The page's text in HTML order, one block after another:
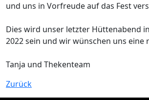
und uns in Vorfreude auf das Fest
Dies wird unser letzter Hüttenabend
2022 sein und wir wünschen uns eine
Tanja und Thekenteam
Zurück